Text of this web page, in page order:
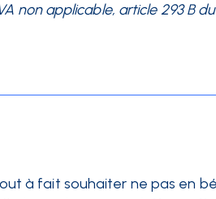
non applicable, article 293 B
à fait souhaiter ne pas en